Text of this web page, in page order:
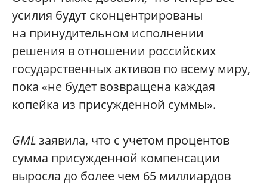
усилия будут сконцентрированы
на принудительном исполнении
решения в отношении российских
государственных активов по всему миру,
пока «не будет возвращена каждая
копейка из присужденной суммы».
GMLзаявила, что с учетом процентов
сумма присужденной компенсации
выросла до более чем 65 миллиардов